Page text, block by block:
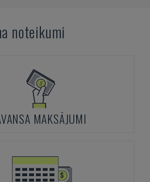
noteikumi
MAKSĀJUMI